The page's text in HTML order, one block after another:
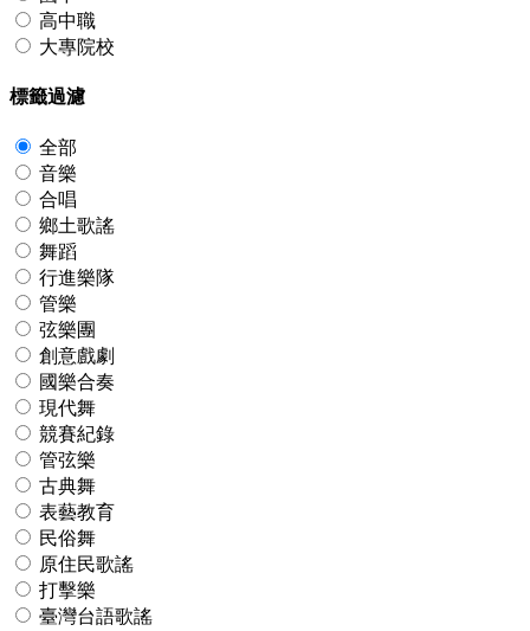
高中職
大專院校
標籤過濾
全部
音樂
合唱
鄉土歌謠
舞蹈
行進樂隊
管樂
弦樂團
創意戲劇
國樂合奏
現代舞
競賽紀錄
管弦樂
古典舞
表藝教育
民俗舞
原住民歌謠
打擊樂
臺灣台語歌謠